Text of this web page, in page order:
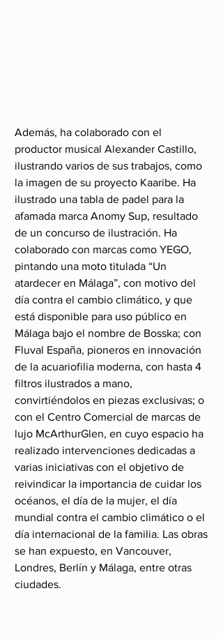
Además, ha colaborado con el
productor musical Alexander Castillo,
ilustrando varios de sus trabajos, como
la imagen de su proyecto Kaaribe. Ha
ilustrado una tabla de padel para la
afamada marca Anomy Sup, resultado
de un concurso de ilustración. Ha
colaborado con marcas como YEGO,
pintando una moto titulada “Un
atardecer en Málaga”, con motivo del
día contra el cambio climático, y que
está disponible para uso público en
Málaga bajo el nombre de Bosska; con
Fluval España, pioneros en innovación
de la acuariofilia moderna, con hasta 4
filtros ilustrados a mano,
convirtiéndolos en piezas exclusivas; o
con el Centro Comercial de marcas de
lujo McArthurGlen, en cuyo espacio ha
realizado intervenciones dedicadas a
varias iniciativas con el objetivo de
reivindicar la importancia de cuidar los
océanos, el día de la mujer, el día
mundial contra el cambio climático o el
día internacional de la familia. Las obras
se han expuesto, en Vancouver,
Londres, Berlín y Málaga, entre otras
ciudades.